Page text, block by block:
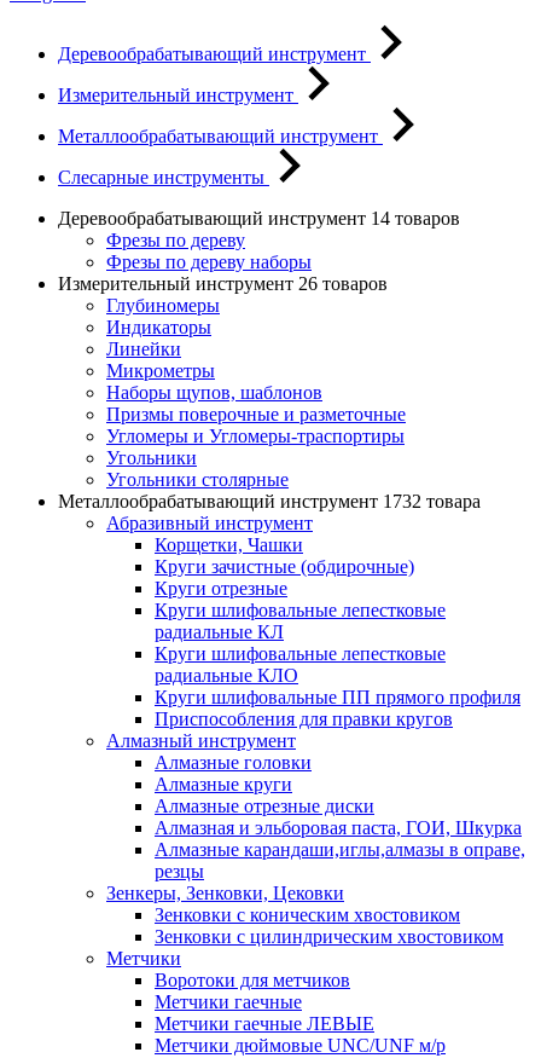
Деревообрабатывающий инструмент
Измерительный инструмент
Металлообрабатывающий инструмент
Слесарные инструменты
Деревообрабатывающий инструмент 14 товаров
Фрезы по дереву
Фрезы по дереву наборы
Измерительный инструмент 26 товаров
Глубиномеры
Индикаторы
Линейки
Микрометры
Наборы щупов, шаблонов
Призмы поверочные и разметочные
Угломеры и Угломеры-траспортиры
Угольники
Угольники столярные
Металлообрабатывающий инструмент 1732 товара
Абразивный инструмент
Корщетки, Чашки
Круги зачистные (обдирочные)
Круги отрезные
Круги шлифовальные лепестковые
радиальные КЛ
Круги шлифовальные лепестковые
радиальные КЛО
Круги шлифовальные ПП прямого профиля
Приспособления для правки кругов
Алмазный инструмент
Алмазные головки
Алмазные круги
Алмазные отрезные диски
Алмазная и эльборовая паста, ГОИ, Шкурка
Алмазные карандаши,иглы,алмазы в оправе,
резцы
Зенкеры, Зенковки, Цековки
Зенковки с коническим хвостовиком
Зенковки с цилиндрическим хвостовиком
Метчики
Воротоки для метчиков
Метчики гаечные
Метчики гаечные ЛЕВЫЕ
Метчики дюймовые UNC/UNF м/р